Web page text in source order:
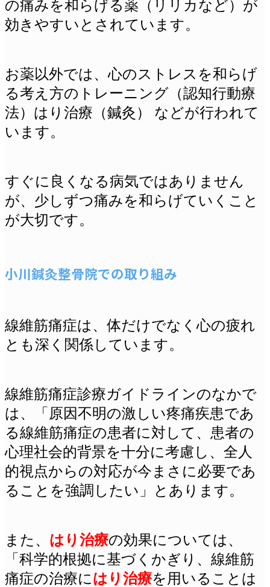
の痛みを和らげる薬（リリカなど）が
効きやすいとされています。
お薬以外では、心のストレスを和らげ
る考え方のトレーニング（認知行動療
法）はり治療（鍼灸） などが行われて
います。
すぐに良くなる病気ではありません
が、少しずつ痛みを和らげていくこと
が大切です。
小川鍼灸整骨院での取り組み
線維筋痛症は、体だけでなく心の疲れ
とも深く関係しています。
線維筋痛症診療ガイドラインのなかで
は、「原因不明の激しい疼痛疾患であ
る線維筋痛症の患者に対して、患者の
心理社会的背景を十分に考慮し、全人
的視点からの対応が今まさに必要であ
ることを強調したい」とあります。
また、 はり治療の効果については、
「科学的根拠に基づくかぎり、線維筋
痛症の治療にはり治療を用いることは